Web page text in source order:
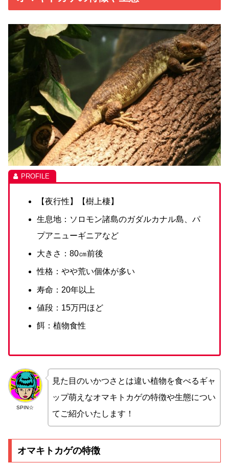
【夜行性】【樹上棲】
生息地：ソロモン諸島のガダルカナル島、パ
プアニューギニアなど
大きさ：80㎝前後
性格：やや荒い個体が多い
寿命：20年以上
値段：15万円ほど
餌：植物食性
SPIN☆
見た目のいかつさとは違い植物を食べるギャ
ップ萌えなオマキトカゲの特徴や生態につい
てご紹介いたします！
オマキトカゲの特徴